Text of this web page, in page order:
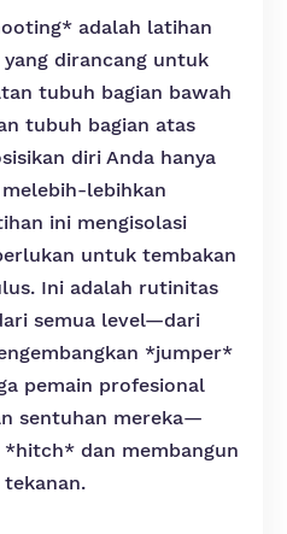
adalah latihan
dirancang untuk
tubuh bagian bawah
tubuh bagian atas
diri Anda hanya
lebihkan
ini mengisolasi
untuk tembakan
Ini adalah rutinitas
semua level—dari
*jumper*
pemain profesional
sentuhan mereka—
dan membangun